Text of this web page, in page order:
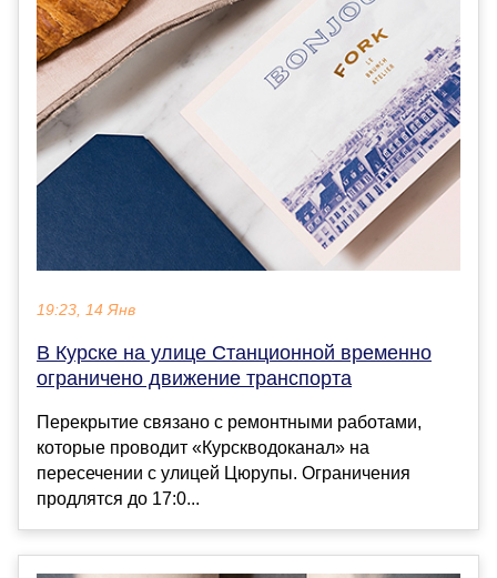
19:23, 14 Янв
В Курске на улице Станционной временно
ограничено движение транспорта
Перекрытие связано с ремонтными работами,
которые проводит «Курскводоканал» на
пересечении с улицей Цюрупы. Ограничения
продлятся до 17:0...